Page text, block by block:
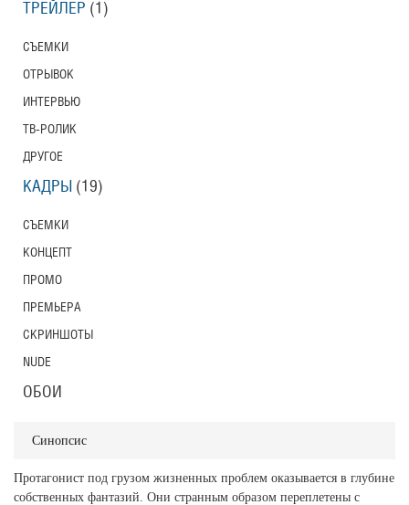
Синопсис
Протагонист под грузом жизненных проблем оказывается в глубине
собственных фантазий. Они странным образом переплетены с
ТРЕЙЛЕР (1)
СЪЕМКИ
ОТРЫВОК
ИНТЕРВЬЮ
ТВ-РОЛИК
ДРУГОЕ
КАДРЫ (19)
СЪЕМКИ
КОНЦЕПТ
ПРОМО
ПРЕМЬЕРА
СКРИНШОТЫ
NUDE
ОБОИ